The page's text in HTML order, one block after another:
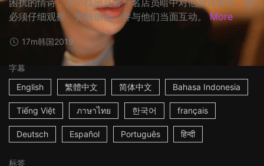
困扰的情诗，为了找出是哪一名店员暗中对他倾诉爱意，他
必须仔细观察、旁敲侧击，并与他们当面互动。
More
17m韩国2019
字幕
English
繁體中文 简体中文 Bahasa Indonesia
Tiếng Việt ภาษาไทย 한국어 français
Deutsch Español Português हिन्दी
标签